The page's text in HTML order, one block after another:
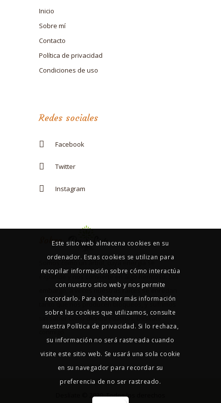
Inicio
Sobre mí
Contacto
Política de privacidad
Condiciones de uso
Redes sociales
Facebook
Twitter
Instagram
Sobre
expande y nos convierte en algo hermoso. Sin
embargo, a veces nuestras raíces se enredan
sin saber cómo desenredarnos. Deslíate
Deslíate © 2020. Todos los derechos
Este sitio web almacena cookies en su
ordenador. Estas cookies se utilizan para
recopilar información sobre cómo interactúa
con nuestro sitio web y nos permite
recordarlo. Para obtener más información
sobre las cookies que utilizamos, consulte
nuestra Política de privacidad. Si lo rechaza,
su información no será rastreada cuando
visite este sitio web. Se usará una sola cookie
en su navegador para recordar su
preferencia de no ser rastreado.